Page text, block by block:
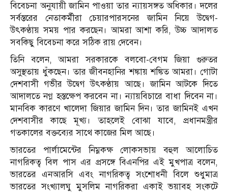
বিবেচনা অনুযায়ী জামিন পাওয়া তার ন্যায়সঙ্গত অধিকার। দলের
সর্বস্তরের নেতাকর্মীরা চেয়ারপারসনের জামিন নিয়ে উদ্বেগ-
উৎকণ্ঠায় সময় পার করছেন। আমরা আশা করি, উচ্চ আদালত
সবকিছু বিবেচনা করে সঠিক রায় দেবেন।
তিনি বলেন, আমরা সরকারকে বলবো-বেগম জিয়া গুরুতর
অসুস্থতায় ধুঁকছেন। তার জীবনহানির শঙ্কায় শঙ্কিত আমরা। গোটা
দেশবাসী গভীর উদ্বেগ উৎকণ্ঠায় আছে। জামিন আটকে দিতে
আদালতে নগ্ন হস্তক্ষেপ করবেন না। ন্যায়বিচারে বাধা দিবেন না।
মানবিক কারণে খালেদা জিয়ার জামিন দিন। তার জামিনই এখন
দেশবাসীর কাছে মূখ্য। তাহলেই বোঝা যাবে, প্রধানমন্ত্রীর
গতকালের বক্তব্যের সাথে কাজের মিল আছে।
ভারতের পার্লামেন্টের নিম্নকক্ষ লোকসভায় বহুল আলোচিত
নাগরিকত্ব বিল পাস এর প্রসঙ্গে বিএনপির এই মুখপাত্র বলেন,
ভারতের এনআরসি এবং নাগরিকত্ব সংশোধনী বিলে শুধুমাত্র
ভারতের সংখ্যালঘু মুসলিম নাগরিকরা একাই ভয়াবহ সংকটে